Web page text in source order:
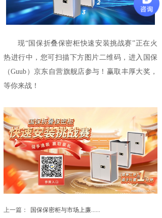
现“国保折叠保密柜快速安装挑战赛”正在火
热进行中，您可扫描下方图片二维码，进入国保
（Guub）京东自营旗舰店参与！赢取丰厚大奖，
等你来战！
上一篇：
国保保密柜与市场上廉......